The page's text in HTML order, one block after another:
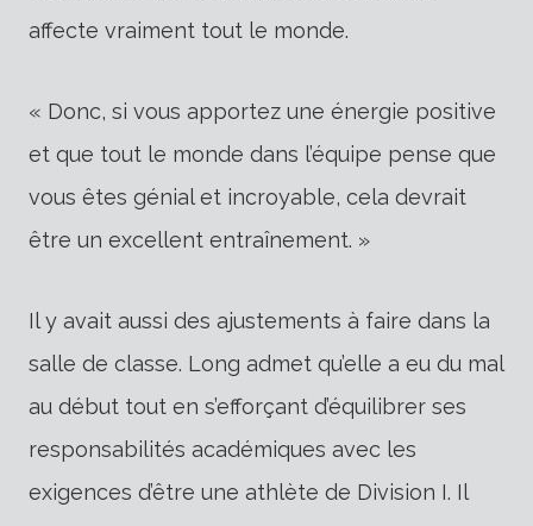
affecte vraiment tout le monde.
« Donc, si vous apportez une énergie positive
et que tout le monde dans l’équipe pense que
vous êtes génial et incroyable, cela devrait
être un excellent entraînement. »
Il y avait aussi des ajustements à faire dans la
salle de classe. Long admet qu’elle a eu du mal
au début tout en s’efforçant d’équilibrer ses
responsabilités académiques avec les
exigences d’être une athlète de Division I. Il